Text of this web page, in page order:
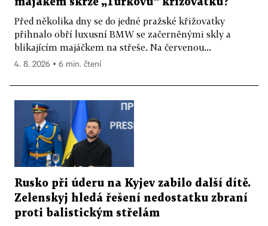
Před několika dny se do jedné pražské křižovatky
přihnalo obří luxusní BMW se začerněnými skly a
blikajícím majáčkem na střeše. Na červenou...
4. 8. 2026 ▪ 6 min. čtení
Rusko při úderu na Kyjev zabilo další dítě.
Zelenskyj hledá řešení nedostatku zbraní
proti balistickým střelám